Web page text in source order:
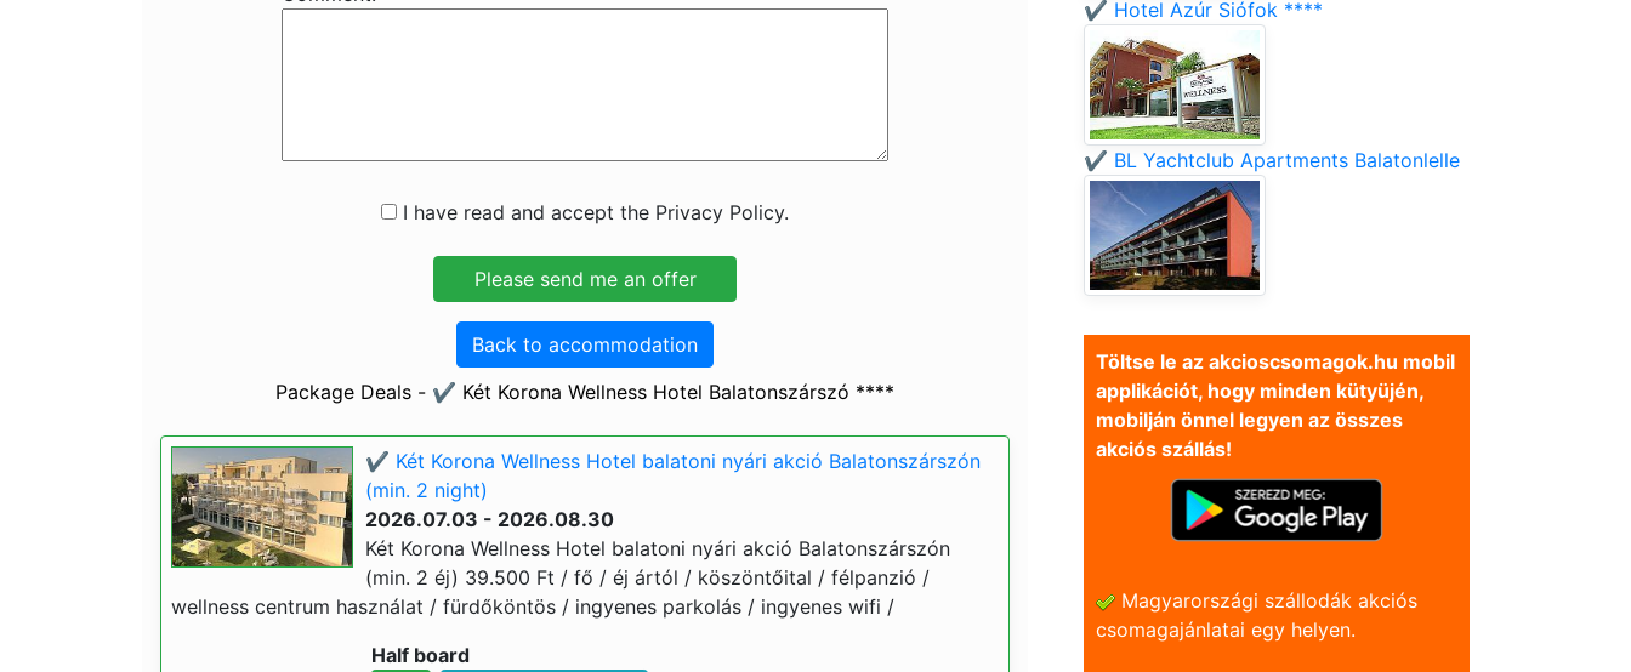
I have read and accept the Privacy Policy.
Back to accommodation
Package Deals - ✔️ Két Korona Wellness Hotel Balatonszárszó ****
✔️ Két Korona Wellness Hotel balatoni nyári akció Balatonszárszón
(min. 2 night)
2026.07.03 - 2026.08.30
Két Korona Wellness Hotel balatoni nyári akció Balatonszárszón
(min. 2 éj) 39.500 Ft / fő / éj ártól / köszöntőital / félpanzió /
wellness centrum használat / fürdőköntös / ingyenes parkolás / ingyenes wifi /
Half board
✔️ Hotel Azúr Siófok ****
✔️ BL Yachtclub Apartments Balatonlelle
Töltse le az akcioscsomagok.hu mobil
applikációt, hogy minden kütyüjén,
mobilján önnel legyen az összes
akciós szállás!
Magyarországi szállodák akciós
csomagajánlatai egy helyen.